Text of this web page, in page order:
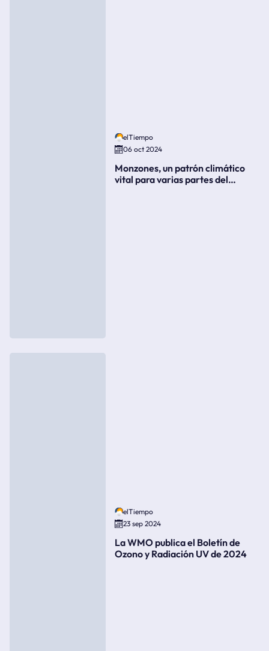
elTiempo
06 oct 2024
Monzones, un patrón climático
vital para varias partes del
elTiempo
23 sep 2024
La WMO publica el Boletín de
Ozono y Radiación UV de 2024